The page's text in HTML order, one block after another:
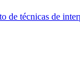
técnicas de